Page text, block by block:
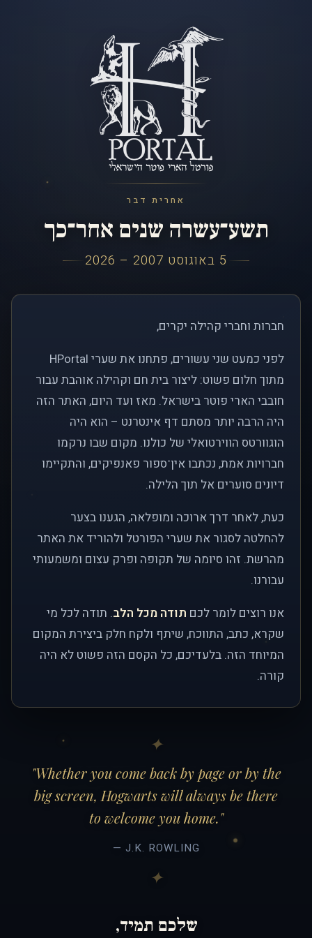
אחרית דבר
תשע־עשרה שנים אחר־כך
5 באוגוסט 2007 – 2026
חברות וחברי קהילה יקרים,
לפני כמעט שני עשורים, פתחנו את שערי HPortal
מתוך חלום פשוט: ליצור בית חם וקהילה אוהבת עבור
חובבי הארי פוטר בישראל. מאז ועד היום, האתר הזה
היה הרבה יותר מסתם דף אינטרנט – הוא היה
הוגוורטס הווירטואלי של כולנו. מקום שבו נרקמו
חברויות אמת, נכתבו אין־ספור פאנפיקים, והתקיימו
דיונים סוערים אל תוך הלילה.
כעת, לאחר דרך ארוכה ומופלאה, הגענו בצער
להחלטה לסגור את שערי הפורטל ולהוריד את האתר
מהרשת. זהו סיומה של תקופה ופרק עצום ומשמעותי
עבורנו.
אנו רוצים לומר לכם תודה מכל הלב. תודה לכל מי
שקרא, כתב, התווכח, שיתף ולקח חלק ביצירת המקום
המיוחד הזה. בלעדיכם, כל הקסם הזה פשוט לא היה
קורה.
"Whether you come back by page or by the
big screen, Hogwarts will always be there
to welcome you home."
— J.K. ROWLING
שלכם תמיד,